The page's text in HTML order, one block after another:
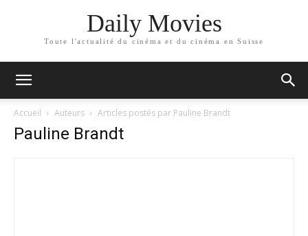
Daily Movies
Toute l'actualité du cinéma et du cinéma en Suisse
Accueil Auteurs Articles postés par Pauline Brandt
Pauline Brandt